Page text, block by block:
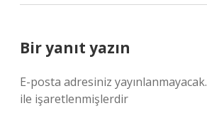
Bir yanıt yazın
E-posta adresiniz yayınlanmayacak.
ile işaretlenmişlerdir